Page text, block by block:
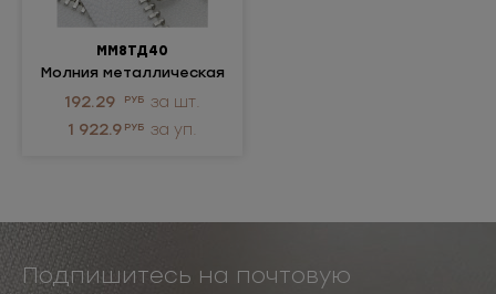
ММ8ТД40
Молния металлическая
неразъёмная 8Т
192.29 РУБ за шт.
1 922.9 РУБ за уп.
Подпишитесь на почтовую